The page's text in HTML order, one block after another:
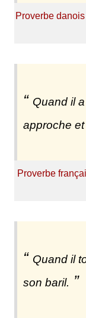
Proverbe danois
Quand il
approche
Proverbe
Quand il
son baril.